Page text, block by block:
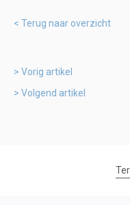
Terug naar overzicht
Vorig artikel
Volgend artikel